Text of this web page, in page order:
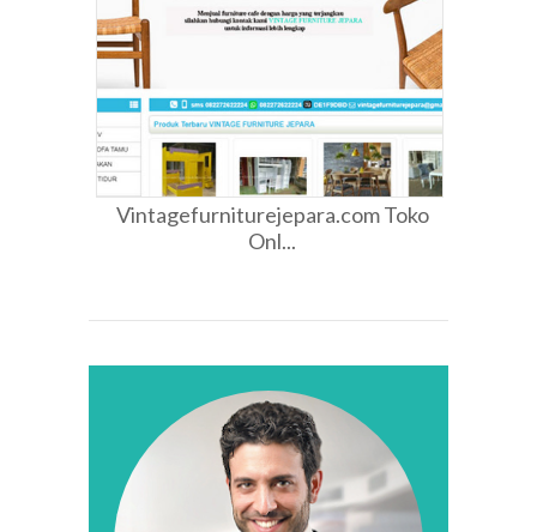
Vintagefurniturejepara.com Toko
Onl...